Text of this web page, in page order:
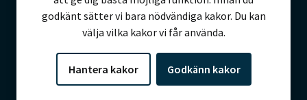
©2026 Region Norrbotten
godkänt sätter vi bara nödvändiga kakor. Du kan
välja vilka kakor vi får använda.
Hantera kakor Godkänn kakor